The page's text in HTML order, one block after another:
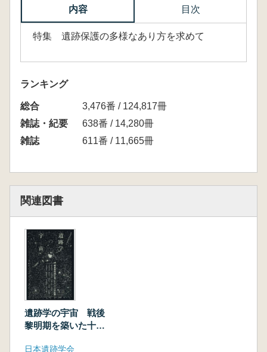
内容 目次
特集 遺跡保護の多様なあり方を求めて
ランキング
総合
3,476番 / 124,817冊
雑誌・紀要
638番 / 14,280冊
雑誌
611番 / 11,665冊
関連図書
遺跡学の宇宙 戦後
黎明期を築いた十三
日本遺跡学会